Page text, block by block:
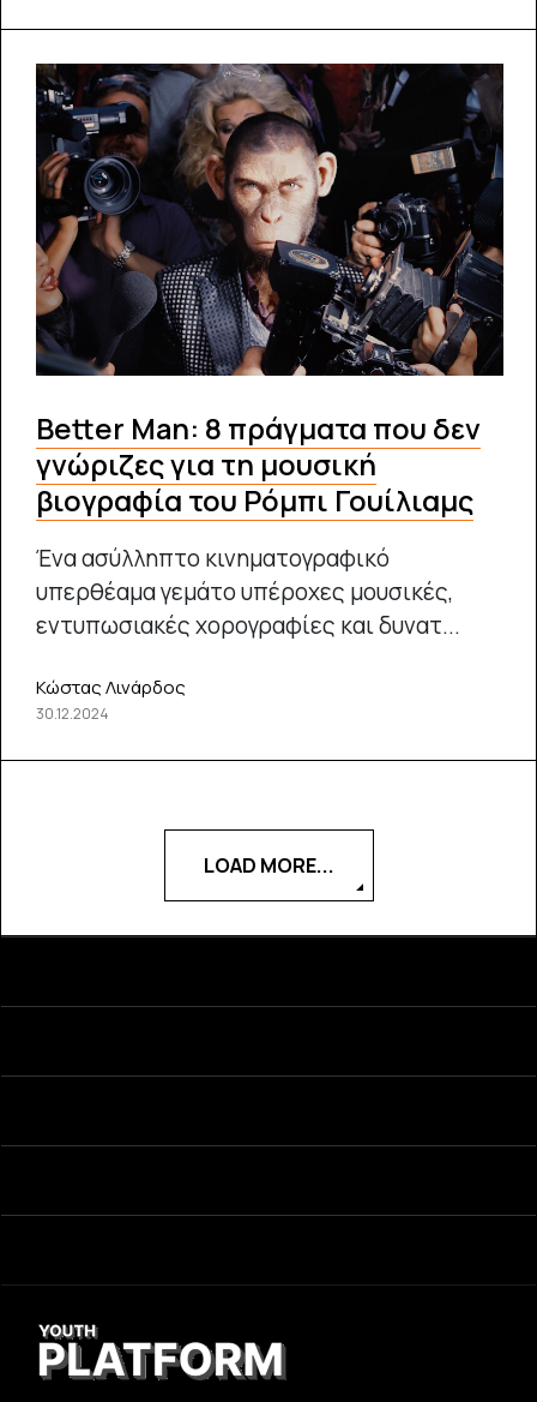
Better Man: 8 πράγματα που δεν
γνώριζες για τη μουσική
βιογραφία του Ρόμπι Γουίλιαμς
Ένα ασύλληπτο κινηματογραφικό
υπερθέαμα γεμάτο υπέροχες μουσικές,
εντυπωσιακές χορογραφίες και δυνατ...
Κώστας Λινάρδος
30.12.2024
LOAD MORE...